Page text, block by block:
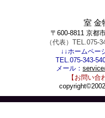
室 金
〒600-8811 京都
（代表）TEL.075-
↓↓ホームペー
TEL.075-343-
メール：
【お問い合